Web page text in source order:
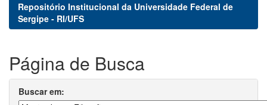
Repositório Institucional da Universidade Federal de
Sergipe - RI/UFS
Página de Busca
Buscar em: